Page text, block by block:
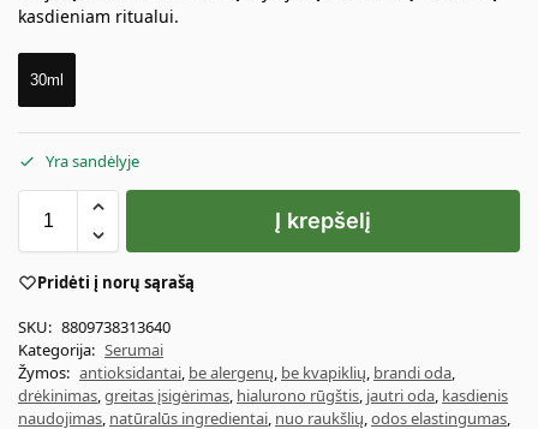
kasdieniam ritualui.
30ml
Yra sandėlyje
Į krepšelį
Pridėti į norų sąrašą
SKU: 8809738313640
Kategorija: Serumai
Žymos: antioksidantai, be alergenų, be kvapiklių, brandi oda,
drėkinimas,greitas įsigėrimas, hialurono rūgštis, jautri oda, kasdienis
naudojimas, natūralūs ingredientai, nuo raukšlių,odos elastingumas,